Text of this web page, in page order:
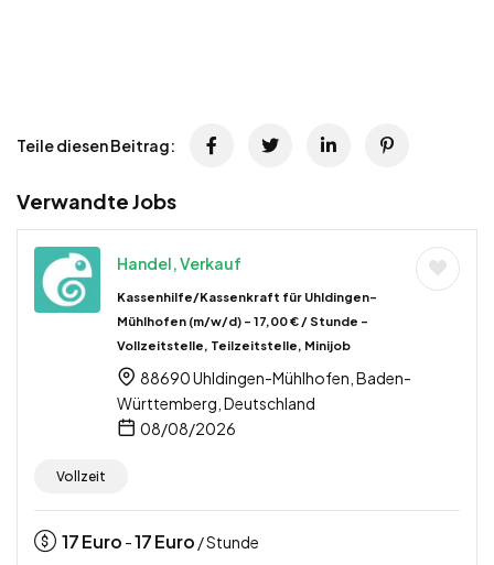
Teile diesen Beitrag:
Verwandte Jobs
Handel, Verkauf
Kassenhilfe/Kassenkraft für Uhldingen-
Mühlhofen (m/w/d) – 17,00 € / Stunde –
Vollzeitstelle, Teilzeitstelle, Minijob
88690 Uhldingen-Mühlhofen, Baden-
Württemberg, Deutschland
08/08/2026
Vollzeit
17Euro -17Euro / Stunde